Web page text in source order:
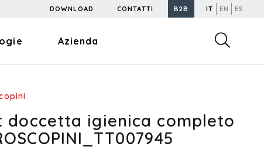
DOWNLOAD CONTATTI B2B IT EN ES
Azienda
doccetta igienica completo